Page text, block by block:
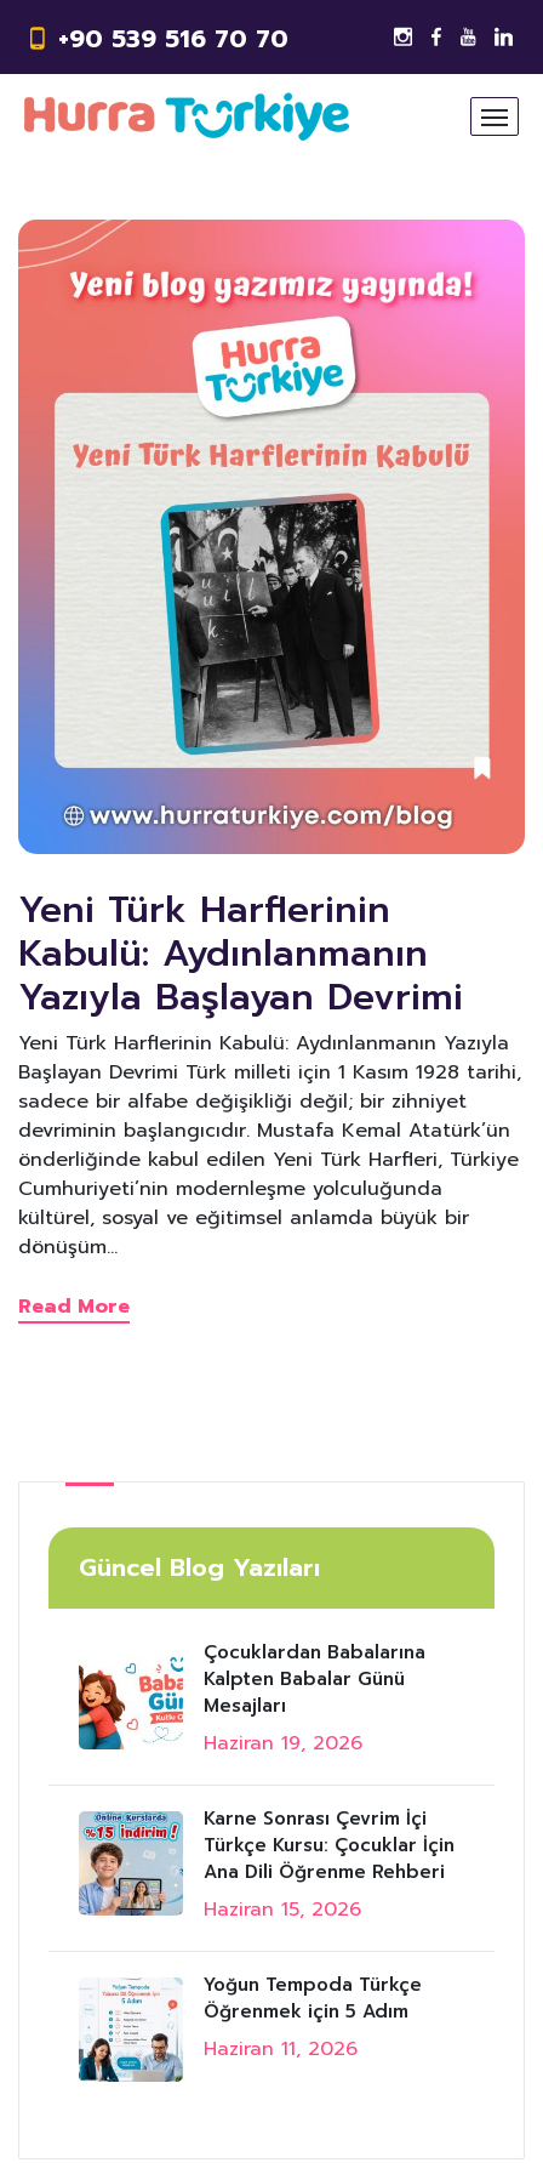
+90 539 516 70 70
Yeni Türk Harflerinin
Kabulü: Aydınlanmanın
Yazıyla Başlayan Devrimi
Yeni Türk Harflerinin Kabulü: Aydınlanmanın Yazıyla
Başlayan Devrimi Türk milleti için 1 Kasım 1928 tarihi,
sadece bir alfabe değişikliği değil; bir zihniyet
devriminin başlangıcıdır. Mustafa Kemal Atatürk’ün
önderliğinde kabul edilen Yeni Türk Harfleri, Türkiye
Cumhuriyeti’nin modernleşme yolculuğunda
kültürel, sosyal ve eğitimsel anlamda büyük bir
dönüşüm…
Read More
Güncel Blog Yazıları
Çocuklardan Babalarına
Kalpten Babalar Günü
Mesajları
Haziran 19, 2026
Karne Sonrası Çevrim İçi
Türkçe Kursu: Çocuklar İçin
Ana Dili Öğrenme Rehberi
Haziran 15, 2026
Yoğun Tempoda Türkçe
Öğrenmek için 5 Adım
Haziran 11, 2026